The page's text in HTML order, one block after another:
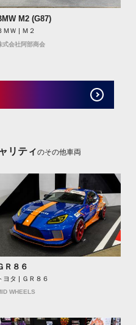
M2 (G87)
ＭＷ | Ｍ２
式会社阿部商会
リティのその他車両
Ｒ８６
トヨタ | ＧＲ８６
WHEELS